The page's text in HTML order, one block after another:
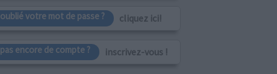
oublié votre mot de passe ? cliquez ici!
pas encore de compte ? inscrivez-vous !